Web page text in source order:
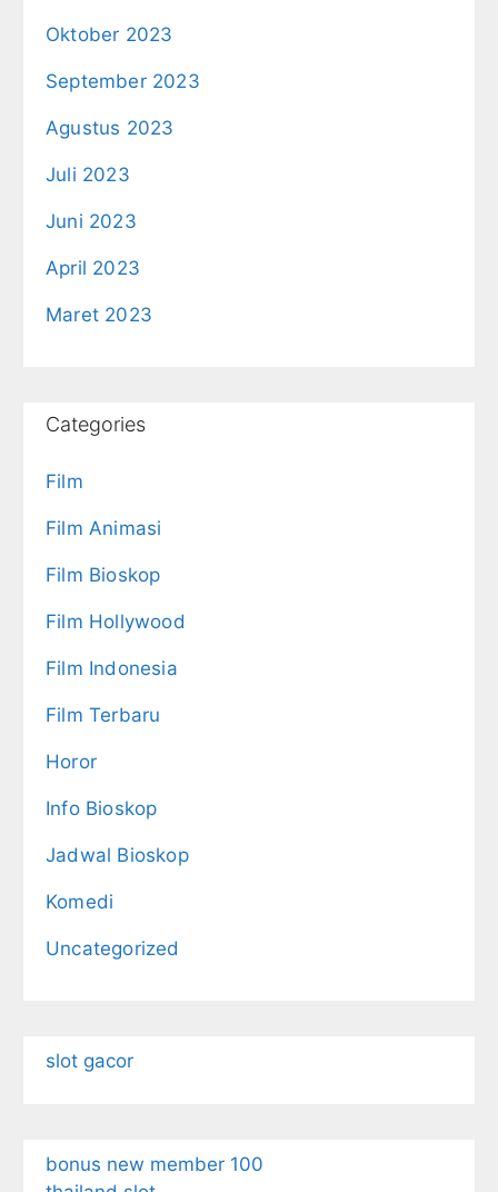
Oktober 2023
September 2023
Agustus 2023
Juli 2023
Juni 2023
April 2023
Maret 2023
Categories
Film
Film Animasi
Film Bioskop
Film Hollywood
Film Indonesia
Film Terbaru
Horor
Info Bioskop
Jadwal Bioskop
Komedi
Uncategorized
slot gacor
bonus new member 100